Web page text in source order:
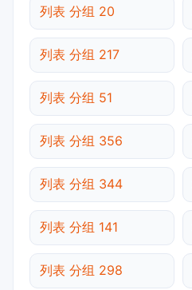
列表 分组 20
列表 分组 217
列表 分组 51
列表 分组 356
列表 分组 344
列表 分组 141
列表 分组 298